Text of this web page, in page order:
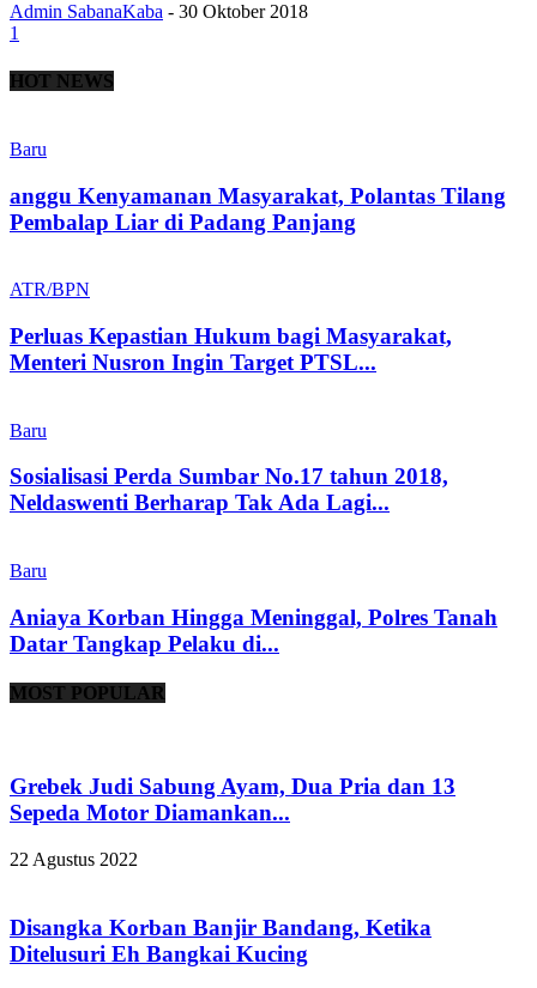
Admin SabanaKaba - 30 Oktober 2018
1
HOT NEWS
Baru
anggu Kenyamanan Masyarakat, Polantas Tilang
Pembalap Liar di Padang Panjang
ATR/BPN
Perluas Kepastian Hukum bagi Masyarakat,
Menteri Nusron Ingin Target PTSL...
Baru
Sosialisasi Perda Sumbar No.17 tahun 2018,
Neldaswenti Berharap Tak Ada Lagi...
Baru
Aniaya Korban Hingga Meninggal, Polres Tanah
Datar Tangkap Pelaku di...
MOST POPULAR
Grebek Judi Sabung Ayam, Dua Pria dan 13
Sepeda Motor Diamankan...
22 Agustus 2022
Disangka Korban Banjir Bandang, Ketika
Ditelusuri Eh Bangkai Kucing